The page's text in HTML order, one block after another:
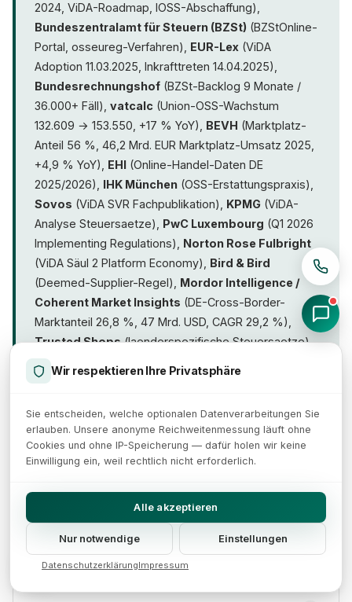
2024, ViDA-Roadmap, IOSS-Abschaffung),
Bundeszentralamt für Steuern (BZSt) (BZStOnline-
Portal, osseureg-Verfahren), EUR-Lex (ViDA
Adoption 11.03.2025, Inkrafttreten 14.04.2025),
Bundesrechnungshof (BZSt-Backlog 9 Monate /
36.000+ Fäll), vatcalc (Union-OSS-Wachstum
132.609 → 153.550, +17 % YoY), BEVH (Marktplatz-
Anteil 56 %, 46,2 Mrd. EUR Marktplatz-Umsatz 2025,
+4,9 % YoY), EHI (Online-Handel-Daten DE
2025/2026), IHK München (OSS-Erstattungspraxis),
Sovos (ViDA SVR Fachpublikation), KPMG (ViDA-
Analyse Steuersaetze), PwC Luxembourg (Q1 2026
Implementing Regulations), Norton Rose Fulbright
(ViDA Säul 2 Platform Economy), Bird & Bird
(Deemed-Supplier-Regel), Mordor Intelligence /
Coherent Market Insights (DE-Cross-Border-
Marktanteil 26,8 %, 47 Mrd. USD, CAGR 29,2 %),
Trusted Shops(laenderspezifische Steuersaetze),
Haufe
Daten sind Stand Mai 2026 und könn sich ändern.
Muss ich den OSS nutzen oder kann ich mich
in jedem EU-Staat einzeln registrieren?
Der OSS ist freiwillig - Sie könn sich auch lokal in
jedem EU-Staat registrieren. Praktisch ist die OSS-
Variante in der Regel deutlich einfacher: eine
Voranmeldungen. Nur bei sehr spezifischen
Wann genau greift die 10.000-EUR-Schwelle?
Wir respektieren Ihre Privatsphäre
Sie entscheiden, welche optionalen Datenverarbeitungen Sie
erlauben. Unsere anonyme Reichweitenmessung läuft ohne
Cookies und ohne IP-Speicherung — dafür holen wir keine
Einwilligung ein, weil rechtlich nicht erforderlich.
Alle akzeptieren
Nur notwendige Einstellungen
DatenschutzerklärungImpressum